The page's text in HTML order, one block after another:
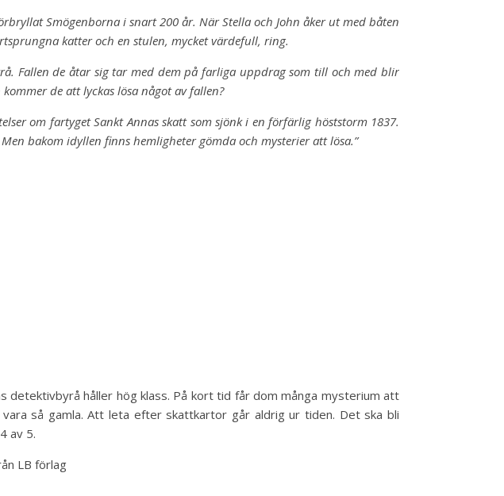
Smögenborna i snart 200 år. När Stella och John åker ut med båten
katter och en stulen, mycket värdefull, ring.
Fallen de åtar sig tar med dem på farliga uppdrag som till och med blir
de att lyckas lösa något av fallen?
om fartyget Sankt Annas skatt som sjönk i en förfärlig höststorm 1837.
bakom idyllen finns hemligheter gömda och mysterier att lösa.”
detektivbyrå håller hög klass. På kort tid får dom många mysterium att
så gamla. Att leta efter skattkartor går aldrig ur tiden. Det ska bli
av 5.
LB förlag